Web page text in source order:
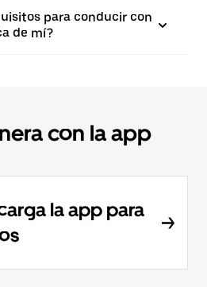
para conducir con
de mí?
con la app
la app para